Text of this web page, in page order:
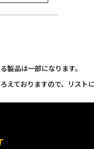
製品は一部になります。
えておりますので、リス